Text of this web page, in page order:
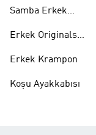
Samba Erkek
Erkek Originals
Erkek Krampon
Koşu Ayakkabısı